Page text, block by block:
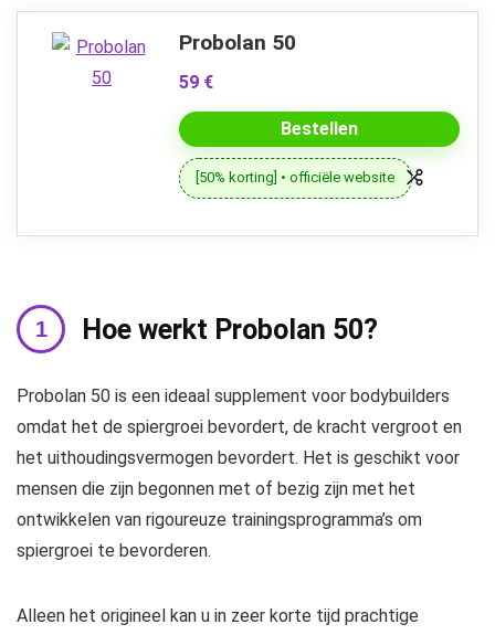
Probolan 50
59 €
Bestellen
[50% korting] • officiële website
Hoe werkt Probolan 50?
Probolan 50 is een ideaal supplement voor bodybuilders
omdat het de spiergroei bevordert, de kracht vergroot en
het uithoudingsvermogen bevordert. Het is geschikt voor
mensen die zijn begonnen met of bezig zijn met het
ontwikkelen van rigoureuze trainingsprogramma’s om
spiergroei te bevorderen.
Alleen het origineel kan u in zeer korte tijd prachtige